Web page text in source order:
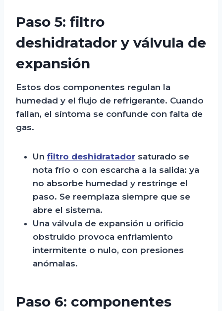
Paso 5: filtro
deshidratador y válvula de
expansión
Estos dos componentes regulan la
humedad y el flujo de refrigerante. Cuando
fallan, el síntoma se confunde con falta de
gas.
Un filtro deshidratador saturado se
nota frío o con escarcha a la salida: ya
no absorbe humedad y restringe el
paso. Se reemplaza siempre que se
abre el sistema.
Una válvula de expansión u orificio
obstruido provoca enfriamiento
intermitente o nulo, con presiones
anómalas.
Paso 6: componentes